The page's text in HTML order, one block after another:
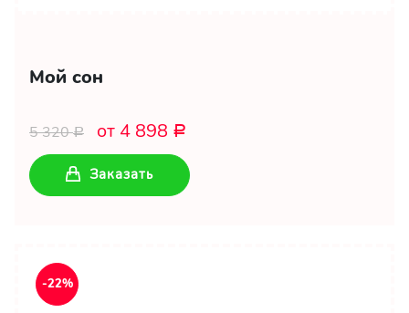
Мой сон
5 320Р от 4 898 Р
Заказать
-22%